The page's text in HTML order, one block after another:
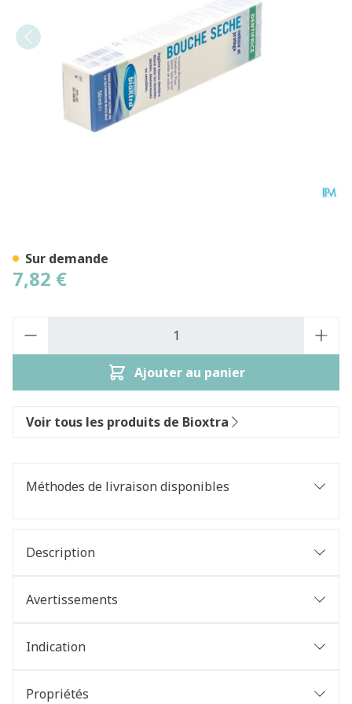
7,82 €
Ajouter au panier
Sur demande
Voir tous les produits de Bioxtra
Méthodes de livraison disponibles
Description
Avertissements
Indication
Propriétés